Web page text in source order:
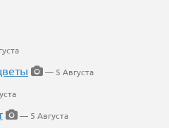
— 5 Августа
— 5 Августа